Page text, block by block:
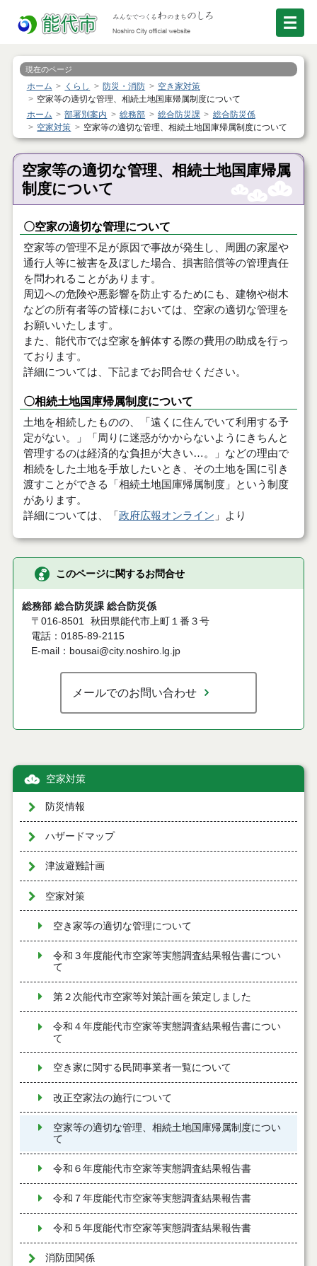
現在のページ
ホーム くらし 防災・消防
空き家対策
空家等の適切な管理、相続土地国庫帰属制度について
ホーム
部署別案内 総務部 総合防災課
総合防災係
空家対策
空家等の適切な管理、相続土地国庫帰属制度について
空家等の適切な管理、相続土地国庫帰属
制度について
〇空家の適切な管理について
空家等の管理不足が原因で事故が発生し、周囲の家屋や
通行人等に被害を及ぼした場合、損害賠償等の管理責任
を問われることがあります。
周辺への危険や悪影響を防止するためにも、建物や樹木
などの所有者等の皆様においては、空家の適切な管理を
お願いいたします。
また、能代市では空家を解体する際の費用の助成を行っ
ております。
詳細については、下記までお問合せください。
〇相続土地国庫帰属制度について
土地を相続したものの、「遠くに住んでいて利用する予
定がない。」「周りに迷惑がかからないようにきちんと
管理するのは経済的な負担が大きい…。」などの理由で
相続をした土地を手放したいとき、その土地を国に引き
渡すことができる「相続土地国庫帰属制度」という制度
があります。
詳細については、「政府広報オンライン 」より
このページに関するお問合せ
総務部 総合防災課 総合防災係
〒016-8501
秋田県能代市上町１番３号
電話：0185-89-2115
E-mail：bousai@city.noshiro.lg.jp
メールでのお問い合わせ
空家対策
防災情報
ハザードマップ
津波避難計画
空家対策
空き家等の適切な管理について
令和３年度能代市空家等実態調査結果報告書につい
て
第２次能代市空家等対策計画を策定しました
令和４年度能代市空家等実態調査結果報告書につい
て
空き家に関する民間事業者一覧について
改正空家法の施行について
空家等の適切な管理、相続土地国庫帰属制度につい
て
令和６年度能代市空家等実態調査結果報告書
令和７年度能代市空家等実態調査結果報告書
令和５年度能代市空家等実態調査結果報告書
消防団関係